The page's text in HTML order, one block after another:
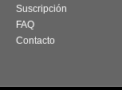
Suscripción
FAQ
Contacto